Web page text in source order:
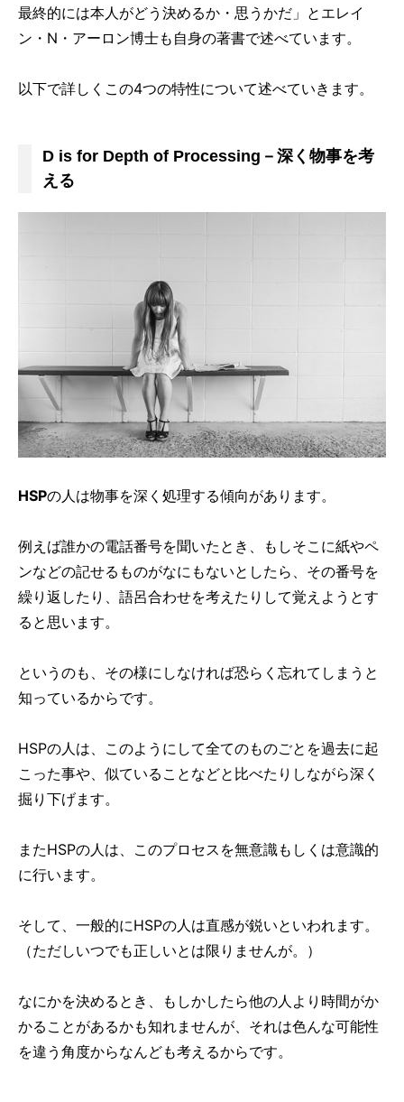
最終的には本人がどう決めるか・思うかだ」とエレイ
ン・N・アーロン博士も自身の著書で述べています。
以下で詳しくこの4つの特性について述べていきます。
D is for Depth of Processing－深く物事を考
える
HSPの人は物事を深く処理する傾向があります。
例えば誰かの電話番号を聞いたとき、もしそこに紙やペ
ンなどの記せるものがなにもないとしたら、その番号を
繰り返したり、語呂合わせを考えたりして覚えようとす
ると思います。
というのも、その様にしなければ恐らく忘れてしまうと
知っているからです。
HSPの人は、このようにして全てのものごとを過去に起
こった事や、似ていることなどと比べたりしながら深く
掘り下げます。
またHSPの人は、このプロセスを無意識もしくは意識的
に行います。
そして、一般的にHSPの人は直感が鋭いといわれます。
（ただしいつでも正しいとは限りませんが。）
なにかを決めるとき、もしかしたら他の人より時間がか
かることがあるかも知れませんが、それは色んな可能性
を違う角度からなんども考えるからです。